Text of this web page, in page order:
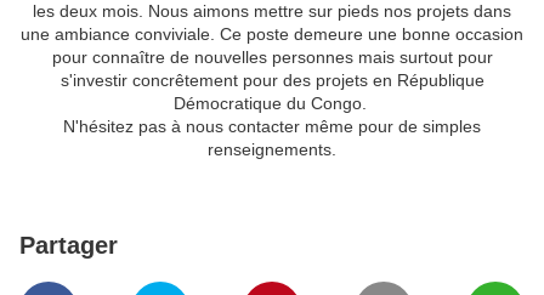
les deux mois. Nous aimons mettre sur pieds nos projets dans
une ambiance conviviale. Ce poste demeure une bonne occasion
pour connaître de nouvelles personnes mais surtout pour
s'investir concrêtement pour des projets en République
Démocratique du Congo.
N'hésitez pas à nous contacter même pour de simples
renseignements.
Partager